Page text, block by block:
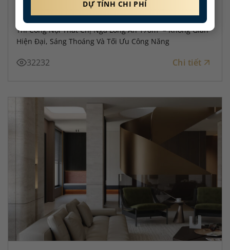
THI CÔNG NỘI THẤT CHỊ NGA LONG AN
Thi Công Nội Thất Chị Nga Long An 170m² – Không Gian
Hiện Đại, Sáng Thoáng Và Tối Ưu Công Năng
32232 Chi tiết